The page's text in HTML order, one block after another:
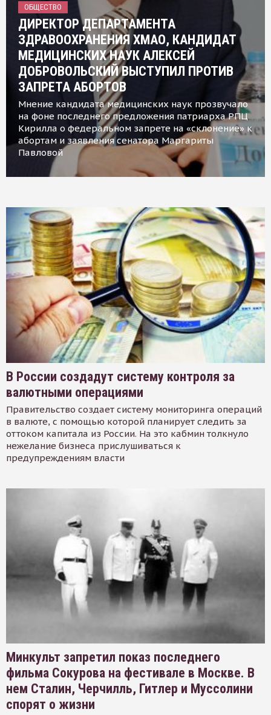
ОБЩЕСТВО
ДИРЕКТОР ДЕПАРТАМЕНТА
ЗДРАВООХРАНЕНИЯ ХМАО, КАНДИДАТ
МЕДИЦИНСКИХ НАУК АЛЕКСЕЙ
ДОБРОВОЛЬСКИЙ ВЫСТУПИЛ ПРОТИВ
ЗАПРЕТА АБОРТОВ
Мнение кандидата медицинских наук прозвучало
на фоне последнего предложения патриарха РПЦ
Кирилла о федеральном запрете на «склонение» к
абортам и заявления сенатора Маргариты
Павловой
В России создадут систему контроля за
валютными операциями
Правительство создает систему мониторинга операций
в валюте, с помощью которой планирует следить за
оттоком капитала из России. На это кабмин толкнуло
нежелание бизнеса прислушиваться к
предупреждениям власти
Минкульт запретил показ последнего
фильма Сокурова на фестивале в Москве. В
нем Сталин, Черчилль, Гитлер и Муссолини
спорят о жизни